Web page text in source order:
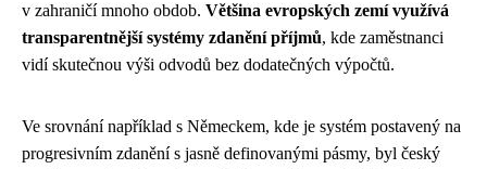
v zahraničí mnoho obdob. Většina evropských zemí využívá
transparentnější systémy zdanění příjmů, kde zaměstnanci
vidí skutečnou výši odvodů bez dodatečných výpočtů.
Ve srovnání například s Německem, kde je systém postavený na
progresivním zdanění s jasně definovanými pásmy, byl český